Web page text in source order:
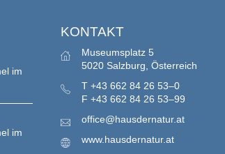
im
im
KONTAKT
Museumsplatz 5
5020 Salzburg, Österreich
T +43 662 84 26 53–0
F +43 662 84 26 53–99
office@hausdernatur.at
www.hausdernatur.at